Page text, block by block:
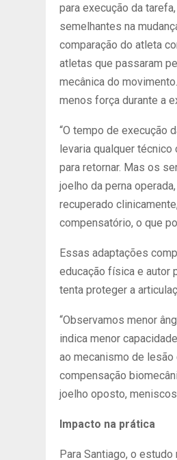
para execução da
semelhantes na
comparação do atleta
atletas que passaram
mecânica do
menos força durante a
“O tempo de execução
levaria qualquer
para retornar. Mas os
joelho da perna
recuperado
compensatório, o que
Essas adaptações
educação física e autor
tenta proteger a
“Observamos menor
indica menor
ao mecanismo de lesão
compensação
joelho oposto,
Impacto na prática
Para Santiago, o